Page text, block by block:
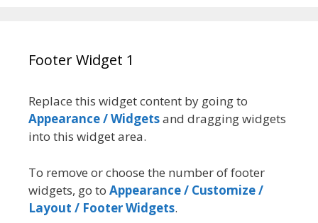
Footer Widget 1
Replace this widget content by going to
Appearance / Widgetsand dragging widgets
into this widget area.
To remove or choose the number of footer
widgets, go to Appearance / Customize /
Layout / Footer Widgets.